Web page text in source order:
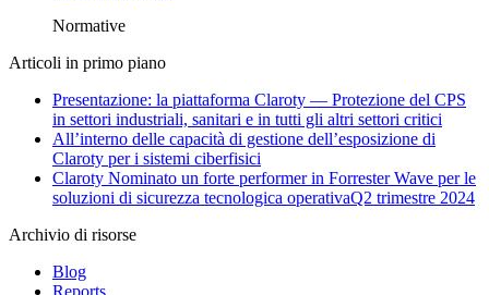
Normative
Articoli in primo piano
Presentazione: la piattaforma Claroty — Protezione del CPS
in settori industriali, sanitari e in tutti gli altri settori critici
All’interno delle capacità di gestione dell’esposizione di
Claroty per i sistemi ciberfisici
Claroty Nominato un forte performer in Forrester Wave per le
soluzioni di sicurezza tecnologica operativaQ2 trimestre 2024
Archivio di risorse
Blog
Reports